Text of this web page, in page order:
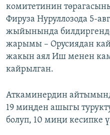
комитетинин
Фируза Нуруллозода 5-
жыйынында
жарымы – Орусиядан
жакын аял Иш менен
кайрылган.
Аткаминердин
19 миңден ашыгы
болуп, 10 миңи кесипке